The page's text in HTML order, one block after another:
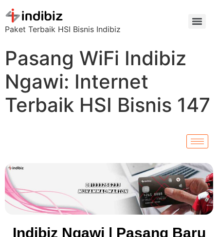
Paket Terbaik HSI Bisnis Indibiz
Pasang WiFi Indibiz
Ngawi: Internet
Terbaik HSI Bisnis 147
Indibiz Ngawi | Pasang Baru